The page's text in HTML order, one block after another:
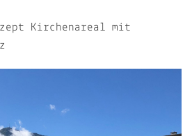
Kirchenareal mit